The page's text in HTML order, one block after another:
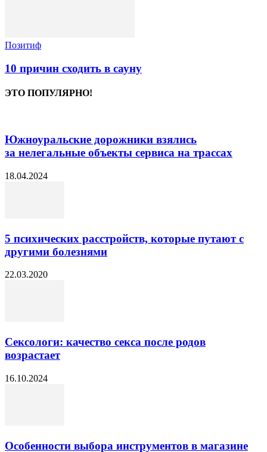
Позитиф
10 причин сходить в сауну
ЭТО ПОПУЛЯРНО!
Южноуральские дорожники взялись
за нелегальные объекты сервиса на трассах
18.04.2024
5 психических расстройств, которые путают с
другими болезнями
22.03.2020
Сексологи: качество секса после родов
возрастает
16.10.2024
Особенности выбора инструментов в магазине